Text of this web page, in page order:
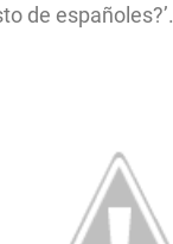
de españoles?’.